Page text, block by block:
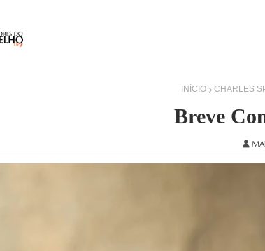
INÍCIO CHARLES
Breve